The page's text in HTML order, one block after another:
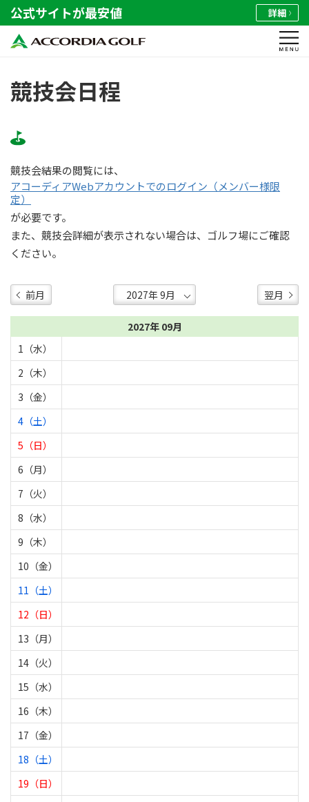
公式サイトが最安値 詳細
競技会日程
競技会結果の閲覧には、
アコーディアWebアカウントでのログイン（メンバー様限
定）
が必要です。
また、競技会詳細が表示されない場合は、ゴルフ場にご確認
ください。
前月 翌月
2027年 09月
1（水）
2（木）
3（金）
4（土）
5（日）
6（月）
7（火）
8（水）
9（木）
10（金）
11（土）
12（日）
13（月）
14（火）
15（水）
16（木）
17（金）
18（土）
19（日）